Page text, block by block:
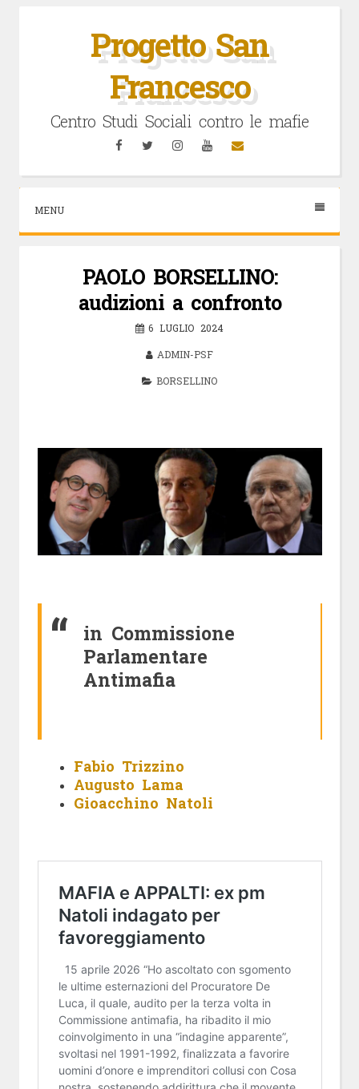
Progetto San
Francesco
Centro Studi Sociali contro le mafie
FacebookTwitterInstagramYouTubeEmail
MENU
PAOLO BORSELLINO:
audizioni a confronto
6 LUGLIO 2024
ADMIN-PSF
BORSELLINO
in Commissione
Parlamentare
Antimafia
Fabio Trizzino
Augusto Lama
Gioacchino Natoli